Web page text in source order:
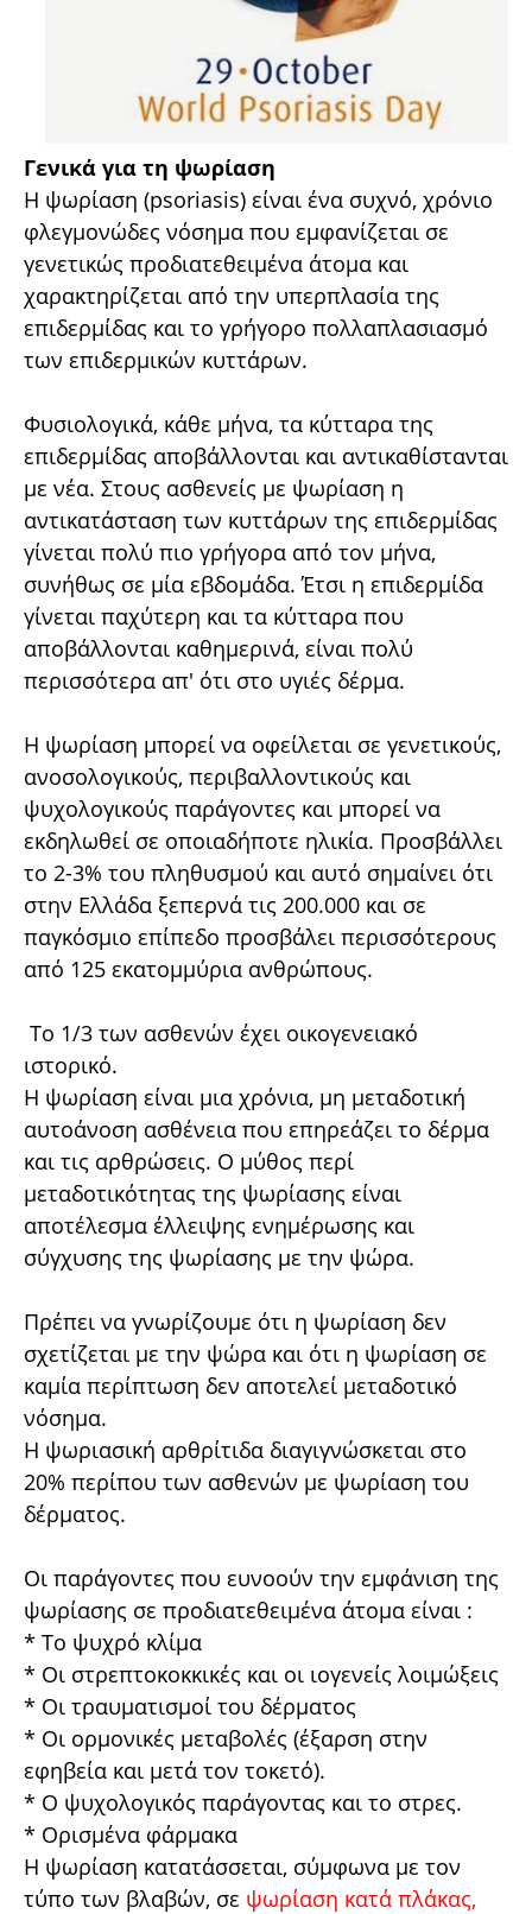
Γενικά για τη ψωρίαση
Η ψωρίαση (psoriasis) είναι ένα συχνό, χρόνιο
φλεγμονώδες νόσημα που εμφανίζεται σε
γενετικώς προδιατεθειμένα άτομα και
χαρακτηρίζεται από την υπερπλασία της
επιδερμίδας και το γρήγορο πολλαπλασιασμό
των επιδερμικών κυττάρων.
Φυσιολογικά, κάθε μήνα, τα κύτταρα της
επιδερμίδας αποβάλλονται και αντικαθίστανται
με νέα. Στους ασθενείς με ψωρίαση η
αντικατάσταση των κυττάρων της επιδερμίδας
γίνεται πολύ πιο γρήγορα από τον μήνα,
συνήθως σε μία εβδομάδα. Έτσι η επιδερμίδα
γίνεται παχύτερη και τα κύτταρα που
αποβάλλονται καθημερινά, είναι πολύ
περισσότερα απ' ότι στο υγιές δέρμα.
Η ψωρίαση μπορεί να οφείλεται σε γενετικούς,
ανοσολογικούς, περιβαλλοντικούς και
ψυχολογικούς παράγοντες και μπορεί να
εκδηλωθεί σε οποιαδήποτε ηλικία. Προσβάλλει
το 2-3% του πληθυσμού και αυτό σημαίνει ότι
στην Ελλάδα ξεπερνά τις 200.000 και σε
παγκόσμιο επίπεδο προσβάλει περισσότερους
από 125 εκατομμύρια ανθρώπους.
Το 1/3 των ασθενών έχει οικογενειακό
ιστορικό.
Η ψωρίαση είναι μια χρόνια, μη μεταδοτική
αυτοάνοση ασθένεια που επηρεάζει το δέρμα
και τις αρθρώσεις. Ο μύθος περί
μεταδοτικότητας της ψωρίασης είναι
αποτέλεσμα έλλειψης ενημέρωσης και
σύγχυσης της ψωρίασης με την ψώρα.
Πρέπει να γνωρίζουμε ότι η ψωρίαση δεν
σχετίζεται με την ψώρα και ότι η ψωρίαση σε
καμία περίπτωση δεν αποτελεί μεταδοτικό
νόσημα.
Η ψωριασική αρθρίτιδα διαγιγνώσκεται στο
20% περίπου των ασθενών με ψωρίαση του
δέρματος.
Οι παράγοντες που ευνοούν την εμφάνιση της
ψωρίασης σε προδιατεθειμένα άτομα είναι :
* Το ψυχρό κλίμα
* Οι στρεπτοκοκκικές και οι ιογενείς λοιμώξεις
* Οι τραυματισμοί του δέρματος
* Οι ορμονικές μεταβολές (έξαρση στην
εφηβεία και μετά τον τοκετό).
* Ο ψυχολογικός παράγοντας και το στρες.
* Ορισμένα φάρμακα
Η ψωρίαση κατατάσσεται, σύμφωνα με τον
τύπο των βλαβών, σε ψωρίαση κατά πλάκας,